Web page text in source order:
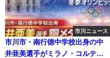
市川ニュース
市川市・南行徳中学校出身の中
井亜美選手がミラノ・コルティ